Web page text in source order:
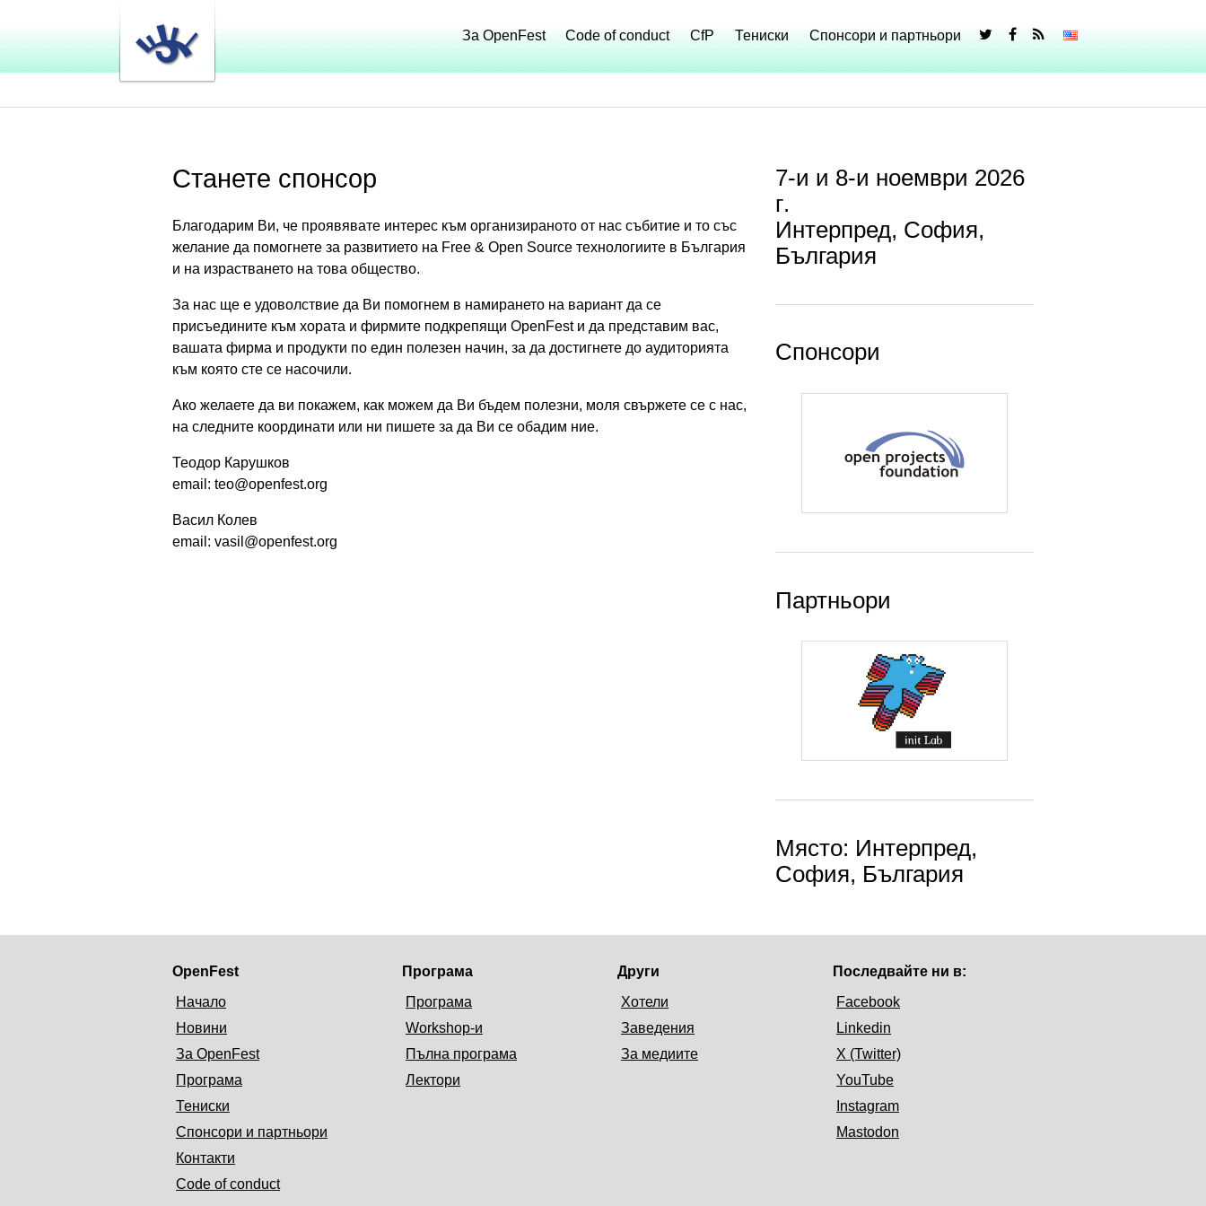
За OpenFest Code of conduct CfP Тениски Спонсори и партньори
Станете спонсор
Благодарим Ви, че проявявате интерес към организираното от нас събитие и то със
желание да помогнете за развитието на Free & Open Source технологиите в България
и на израстването на това общество.
За нас ще е удоволствие да Ви помогнем в намирането на вариант да се
присъедините към хората и фирмите подкрепящи OpenFest и да представим вас,
вашата фирма и продукти по един полезен начин, за да достигнете до аудиторията
към която сте се насочили.
Ако желаете да ви покажем, как можем да Ви бъдем полезни, моля свържете се с нас,
на следните координати или ни пишете за да Ви се обадим ние.
Теодор Карушков
email: teo@openfest.org
Васил Колев
email: vasil@openfest.org
7-и и 8-и ноември 2026
г.
Интерпред, София,
България
Спонсори
Партньори
Място: Интерпред,
София, България
OpenFest
Начало
Новини
За OpenFest
Програма
Тениски
Спонсори и партньори
Контакти
Code of conduct
Програма
Програма
Workshop-и
Пълна програма
Лектори
Други
Хотели
Заведения
За медиите
Последвайте ни в:
Facebook
Linkedin
X (Twitter)
YouTube
Instagram
Mastodon